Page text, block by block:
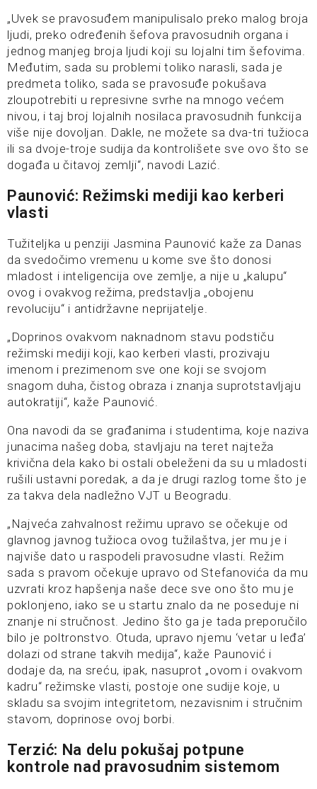
„Uvek se pravosuđem manipulisalo preko malog broja
ljudi, preko određenih šefova pravosudnih organa i
jednog manjeg broja ljudi koji su lojalni tim šefovima.
Međutim, sada su problemi toliko narasli, sada je
predmeta toliko, sada se pravosuđe pokušava
zloupotrebiti u represivne svrhe na mnogo većem
nivou, i taj broj lojalnih nosilaca pravosudnih funkcija
više nije dovoljan. Dakle, ne možete sa dva-tri tužioca
ili sa dvoje-troje sudija da kontrolišete sve ovo što se
događa u čitavoj zemlji“, navodi Lazić.
Paunović: Režimski mediji kao kerberi
vlasti
Tužiteljka u penziji Jasmina Paunović kaže za Danas
da svedočimo vremenu u kome sve što donosi
mladost i inteligencija ove zemlje, a nije u „kalupu“
ovog i ovakvog režima, predstavlja „obojenu
revoluciju“ i antidržavne neprijatelje.
„Doprinos ovakvom naknadnom stavu podstiču
režimski mediji koji, kao kerberi vlasti, prozivaju
imenom i prezimenom sve one koji se svojom
snagom duha, čistog obraza i znanja suprotstavljaju
autokratiji“, kaže Paunović.
Ona navodi da se građanima i studentima, koje naziva
junacima našeg doba, stavljaju na teret najteža
krivična dela kako bi ostali obeleženi da su u mladosti
rušili ustavni poredak, a da je drugi razlog tome što je
za takva dela nadležno VJT u Beogradu.
„Najveća zahvalnost režimu upravo se očekuje od
glavnog javnog tužioca ovog tužilaštva, jer mu je i
najviše dato u raspodeli pravosudne vlasti. Režim
sada s pravom očekuje upravo od Stefanovića da mu
uzvrati kroz hapšenja naše dece sve ono što mu je
poklonjeno, iako se u startu znalo da ne poseduje ni
znanje ni stručnost. Jedino što ga je tada preporučilo
bilo je poltronstvo. Otuda, upravo njemu ‘vetar u leđa’
dolazi od strane takvih medija“, kaže Paunović i
dodaje da, na sreću, ipak, nasuprot „ovom i ovakvom
kadru“ režimske vlasti, postoje one sudije koje, u
skladu sa svojim integritetom, nezavisnim i stručnim
stavom, doprinose ovoj borbi.
Terzić: Na delu pokušaj potpune
kontrole nad pravosudnim sistemom